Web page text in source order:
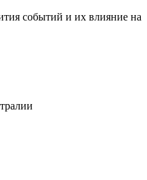
событий и их влияние на